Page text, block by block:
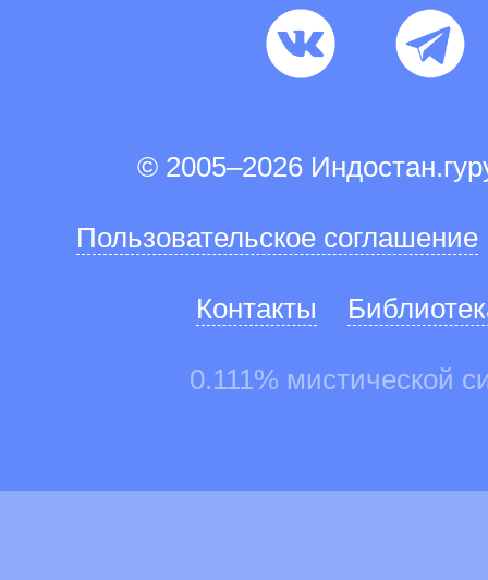
© 2005–2026
Пользовательское соглашение
Контакты
0.111% мистической